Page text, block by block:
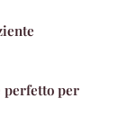
perfetto per